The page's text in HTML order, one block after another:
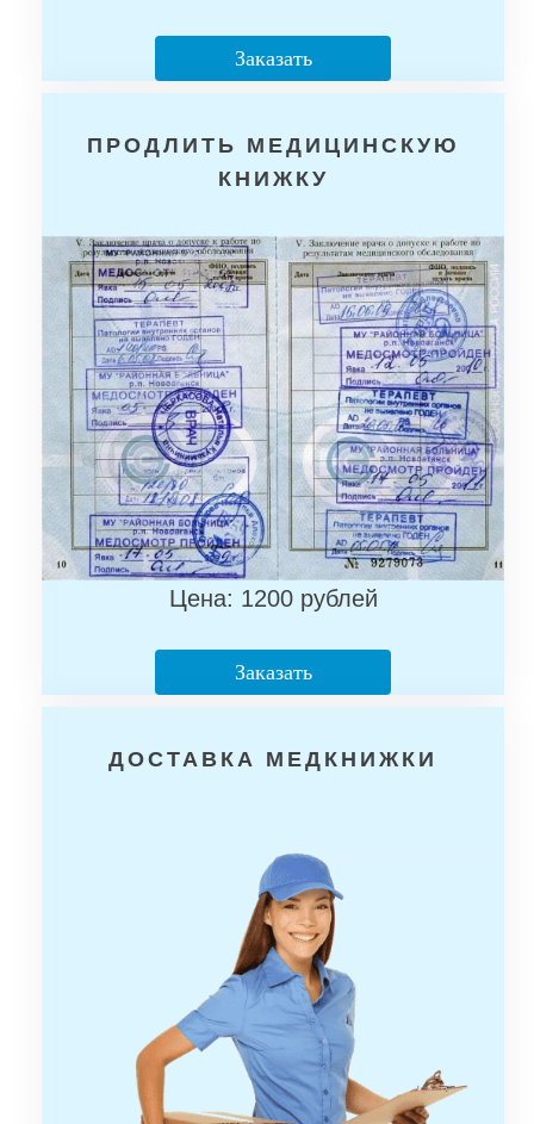
Заказать
ПРОДЛИТЬ МЕДИЦИНСКУЮ
КНИЖКУ
Цена: 1200 рублей
Заказать
ДОСТАВКА МЕДКНИЖКИ